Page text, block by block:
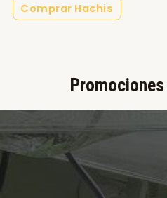
Comprar Hachis